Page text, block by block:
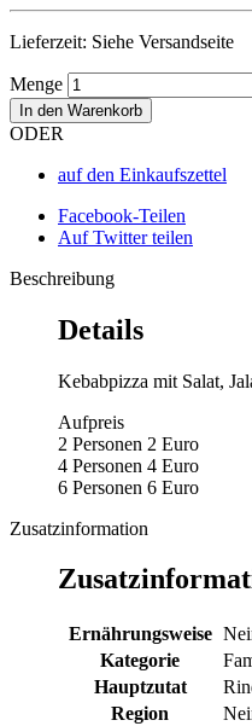
Lieferzeit: Siehe Versandseite
Menge
In den Warenkorb
ODER
auf den Einkaufszettel
Facebook-Teilen
Auf Twitter teilen
Beschreibung
Details
Kebabpizza mit Salat,
Aufpreis
2 Personen 2 Euro
4 Personen 4 Euro
6 Personen 6 Euro
Zusatzinformation
Ernährungsweise
Kategorie
Hauptzutat
Region